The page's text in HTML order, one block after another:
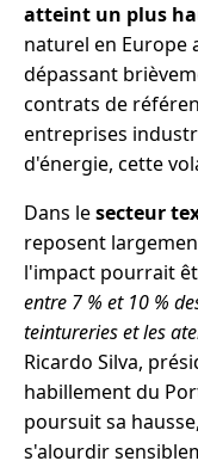
atteint un plus
naturel en Europe
dépassant
contrats de
entreprises
d'énergie, cette
Dans lesecteur
reposent
l'impact pourrait
entre 7 % et 10 %
teintureries et les
Ricardo Silva,
habillement du
poursuit sa
s'alourdir